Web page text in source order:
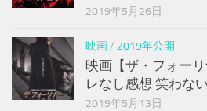
2019年5月26日
映画/ 2019年公開
映画【ザ・フォー
レなし感想 笑わな
2019年5月13日